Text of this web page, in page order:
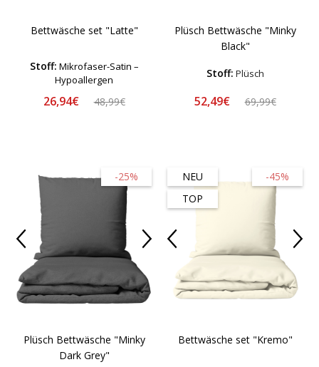
Bettwäsche set "Latte"
Stoff: Mikrofaser-Satin –
Hypoallergen
26,94€ 48,99€
Plüsch Bettwäsche "Minky
Black"
Stoff: Plüsch
52,49€ 69,99€
-25%
Plüsch Bettwäsche "Minky
Dark Grey"
-45%
NEU
TOP
Bettwäsche set "Kremo"